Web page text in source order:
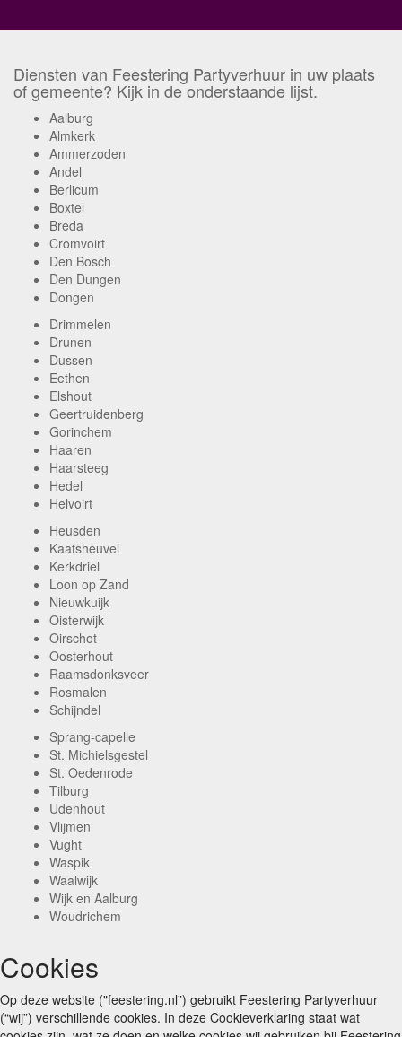
Diensten van Feestering Partyverhuur in uw plaats
of gemeente? Kijk in de onderstaande lijst.
Aalburg
Almkerk
Ammerzoden
Andel
Berlicum
Boxtel
Breda
Cromvoirt
Den Bosch
Den Dungen
Dongen
Drimmelen
Drunen
Dussen
Eethen
Elshout
Geertruidenberg
Gorinchem
Haaren
Haarsteeg
Hedel
Helvoirt
Heusden
Kaatsheuvel
Kerkdriel
Loon op Zand
Nieuwkuijk
Oisterwijk
Oirschot
Oosterhout
Raamsdonksveer
Rosmalen
Schijndel
Sprang-capelle
St. Michielsgestel
St. Oedenrode
Tilburg
Udenhout
Vlijmen
Vught
Waspik
Waalwijk
Wijk en Aalburg
Woudrichem
Cookies
Op deze website ("feestering.nl”) gebruikt Feestering Partyverhuur
(“wij”) verschillende cookies. In deze Cookieverklaring staat wat